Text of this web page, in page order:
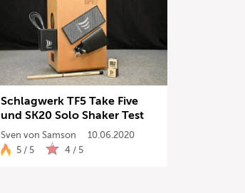
Schlagwerk TF5 Take Five
und SK20 Solo Shaker Test
Sven von Samson
10.06.2020
5 / 5
4 / 5